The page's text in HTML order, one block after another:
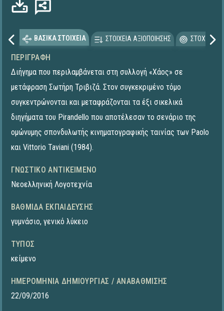
ΒΑΣΙΚΑ ΣΤΟΙΧΕΙΑ ΣΤΟΙΧΕΙΑ ΑΞΙΟΠΟΙΗΣΗΣ
ΠΕΡΙΓΡΑΦΉ
Διήγημα που περιλαμβάνεται στη συλλογή «Χάος» σε
μετάφραση Σωτήρη Τριβιζά. Στον συγκεκριμένο τόμο
συγκεντρώνονται και μεταφράζονται τα έξι σικελικά
διηγήματα του Pirandello που αποτέλεσαν το σενάριο της
ομώνυμης σπονδυλωτής κινηματογραφικής ταινίας των Paolo
και Vittorio Taviani (1984).
ΓΝΩΣΤΙΚΌ ΑΝΤΙΚΕΊΜΕΝΟ
Νεοελληνική Λογοτεχνία
ΒΑΘΜΊΔΑ ΕΚΠΑΊΔΕΥΣΗΣ
γυμνάσιο, γενικό λύκειο
ΤΎΠΟΣ
κείμενο
ΗΜΕΡΟΜΗΝΊΑ ΔΗΜΙΟΥΡΓΊΑΣ / ΑΝΑΒΆΘΜΙΣΗΣ
22/09/2016